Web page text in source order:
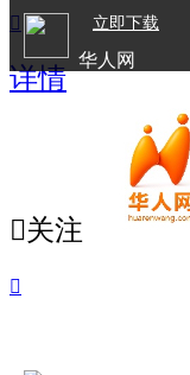
立即下载
华人网

详情
关注
